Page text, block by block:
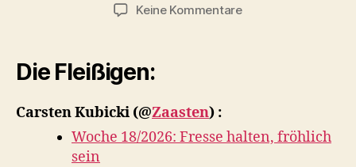
Keine Kommentarezu
Die Fleißigen:
Carsten Kubicki (@Zaasten) :
Woche 18/2026: Fresse halten, fröhlich
sein